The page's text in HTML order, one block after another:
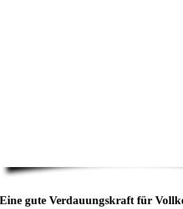
Eine gute Verdauungskraft für